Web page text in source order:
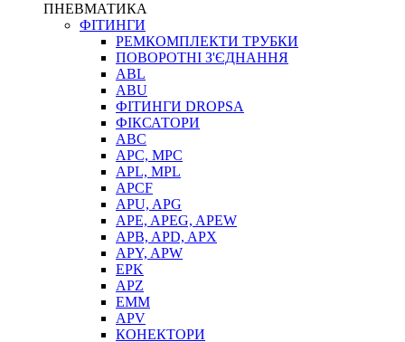
ПНЕВМАТИКА
ФІТИНГИ
РЕМКОМПЛЕКТИ ТРУБКИ
ПОВОРОТНІ З'ЄДНАННЯ
ABL
ABU
ФІТИНГИ DROPSA
ФІКСАТОРИ
ABC
APC, MPC
APL, MPL
APCF
APU, APG
APE, APEG, APEW
APB, APD, APX
APY, APW
EPK
APZ
EMM
APV
КОНЕКТОРИ